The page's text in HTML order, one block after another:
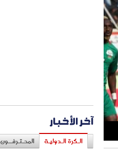
آخر الأخبار
الـكرة الـدوليـة المحـتـرفــون